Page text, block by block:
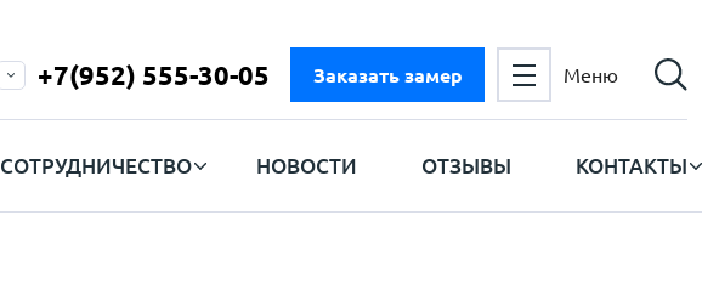
+7(952) 555-30-05 Заказать замер Меню
СОТРУДНИЧЕСТВО НОВОСТИ ОТЗЫВЫ КОНТАКТЫ